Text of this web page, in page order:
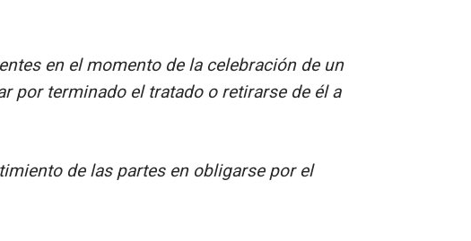
en el momento de la celebración de un
por terminado el tratado o retirarse de él a
de las partes en obligarse por el